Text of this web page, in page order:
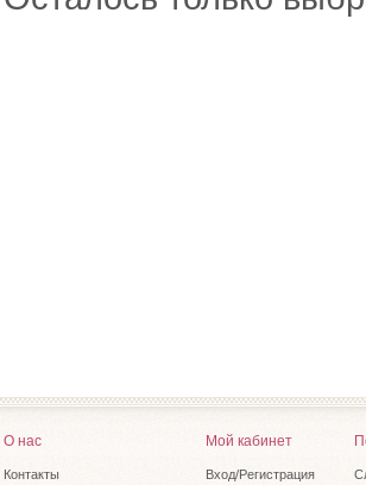
О нас
Контакты
Мой кабинет
Вход/Регистрация